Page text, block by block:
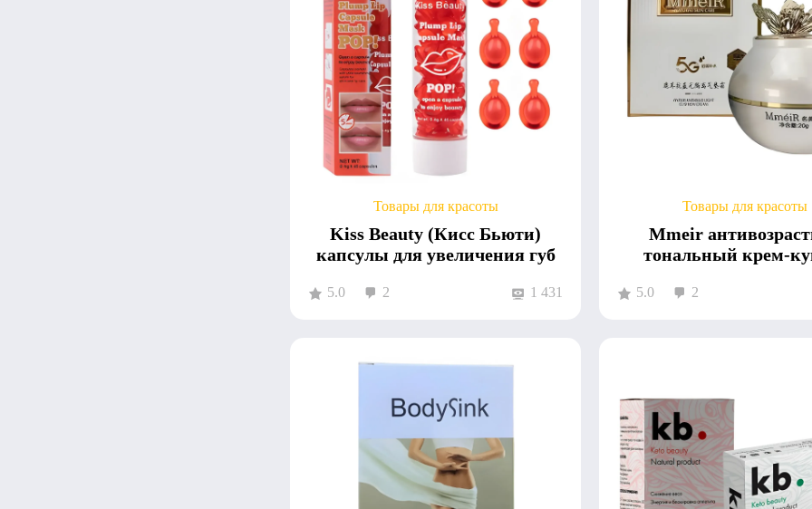
Товары для красоты
Kiss Beauty (Кисс Бьюти)
капсулы для увеличения губ
5.0 2 1 431
Товары для красоты
Mmeir
тональный крем-
5.0 2